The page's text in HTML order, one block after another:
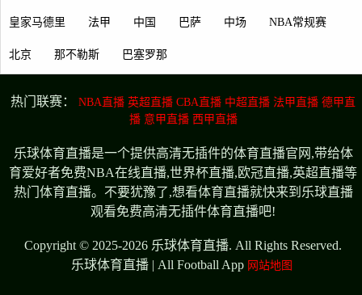
皇家马德里 法甲 中国 巴萨 中场 NBA常规赛
北京 那不勒斯 巴塞罗那
热门联赛： NBA直播 英超直播 CBA直播 中超直播 法甲直播 德甲直
播 意甲直播 西甲直播
乐球体育直播是一个提供高清无插件的体育直播官网,带给体
育爱好者免费NBA在线直播,世界杯直播,欧冠直播,英超直播等
热门体育直播。不要犹豫了,想看体育直播就快来到乐球直播
观看免费高清无插件体育直播吧!
Copyright © 2025-2026 乐球体育直播. All Rights Reserved.
乐球体育直播 | All Football App 网站地图